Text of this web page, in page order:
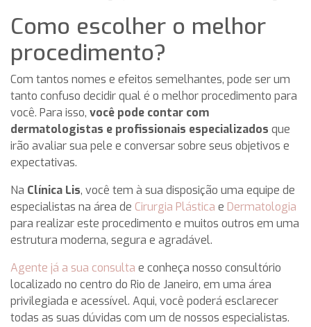
Como escolher o melhor
procedimento?
Com tantos nomes e efeitos semelhantes, pode ser um
tanto confuso decidir qual é o melhor procedimento para
você. Para isso, você pode contar com
dermatologistas e profissionais especializados que
irão avaliar sua pele e conversar sobre seus objetivos e
expectativas.
Na Clínica Lis, você tem à sua disposição uma equipe de
especialistas na área de Cirurgia Plástica e Dermatologia
para realizar este procedimento e muitos outros em uma
estrutura moderna, segura e agradável.
Agente já a sua consulta e conheça nosso consultório
localizado no centro do Rio de Janeiro, em uma área
privilegiada e acessível. Aqui, você poderá esclarecer
todas as suas dúvidas com um de nossos especialistas.